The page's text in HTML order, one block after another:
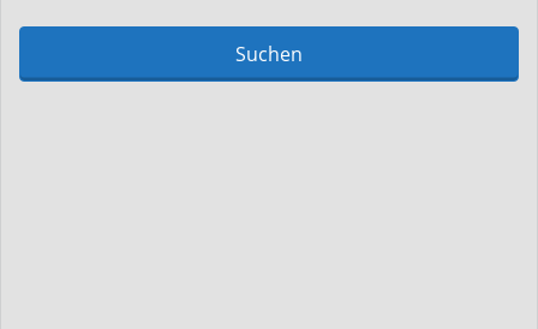
Suchen